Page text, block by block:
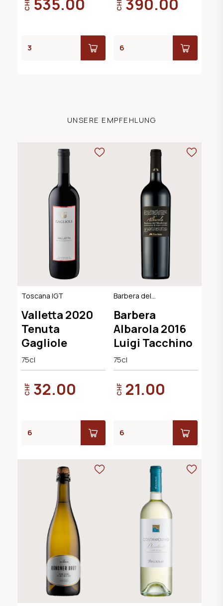
CHF CHF
UNSERE EMPFEHLUNG
Toscana IGT
Valletta 2020
Tenuta
Gagliole
75cl
CHF 32.00
Barbera del
Barbera
Albarola 2016
Luigi Tacchino
75cl
CHF 21.00